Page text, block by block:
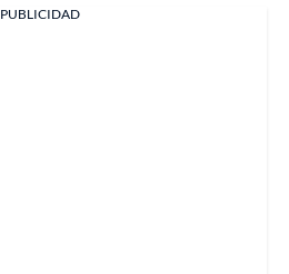
PUBLICIDAD